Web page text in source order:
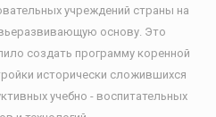
учреждений страны на
основу. Это
создать программу коренной
исторически сложившихся
учебно - воспитательных